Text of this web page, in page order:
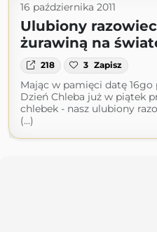
16 października 2011
Ulubiony
żurawiną na
218 3 Zapisz
Mając w pamięci datę
Dzień Chleba już w piątek
chlebek - nasz ulubiony
(...)